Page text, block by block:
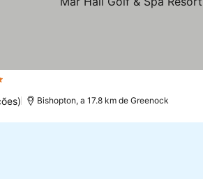
Bishopton, a 17.8 km de Greenock